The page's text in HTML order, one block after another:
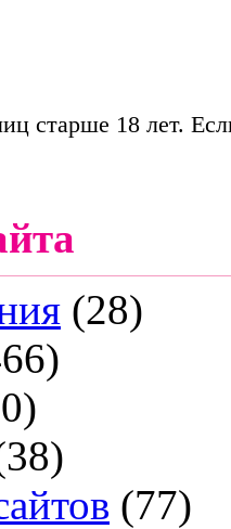
старше 18 лет.
(28)
(77)